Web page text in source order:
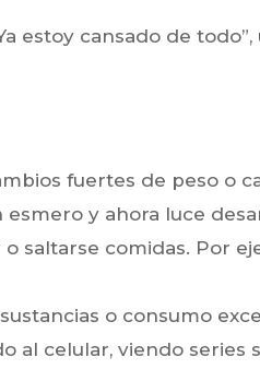
estoy cansado de
fuertes de peso o
y ahora luce
saltarse comidas. Por
o consumo
al celular, viendo series